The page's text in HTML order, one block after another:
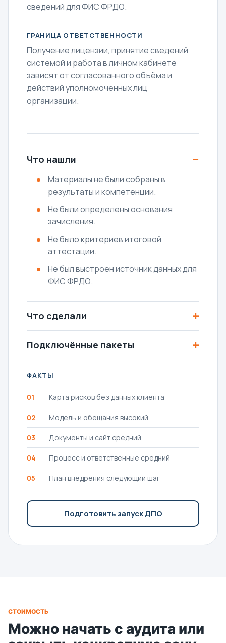
сведений для ФИС ФРДО.
ГРАНИЦА ОТВЕТСТВЕННОСТИ
Получение лицензии, принятие сведений
системой и работа в личном кабинете
зависят от согласованного объёма и
действий уполномоченных лиц
организации.
Что нашли −
Материалы не были собраны в
результаты и компетенции.
Не были определены основания
зачисления.
Не было критериев итоговой
аттестации.
Не был выстроен источник данных для
ФИС ФРДО.
Что сделали +
Подключённые пакеты +
ФАКТЫ
01 Карта рисков без данных клиента
02 Модель и обещания высокий
03 Документы и сайт средний
04 Процесс и ответственные средний
05 План внедрения следующий шаг
Подготовить запуск ДПО
СТОИМОСТЬ
Можно начать с аудита или